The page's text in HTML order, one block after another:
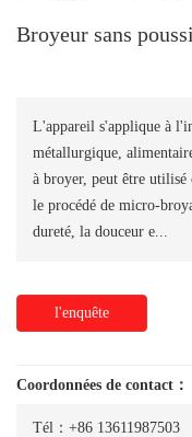
Broyeur sans
L'appareil s'applique à
métallurgique,
à broyer, peut être
le procédé de micro-
dureté, la douceur e...
l'enquête
Coordonnées de contact：
Tél：+86 13611987503